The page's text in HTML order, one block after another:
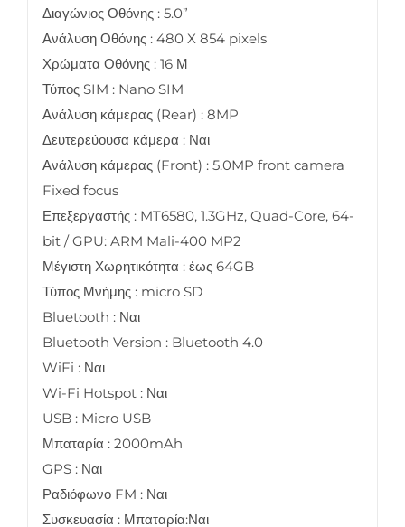
Διαγώνιος Οθόνης : 5.0”
Ανάλυση Οθόνης : 480 X 854 pixels
Χρώματα Οθόνης : 16 Μ
Τύπος SIM : Nano SIM
Ανάλυση κάμερας (Rear) : 8MP
Δευτερεύουσα κάμερα : Ναι
Ανάλυση κάμερας (Front) : 5.0MP front camera
Fixed focus
Επεξεργαστής : MT6580, 1.3GHz, Quad-Core, 64-
bit / GPU: ARM Mali-400 MP2
Μέγιστη Χωρητικότητα : έως 64GB
Τύπος Μνήμης : micro SD
Bluetooth : Ναι
Bluetooth Version : Bluetooth 4.0
WiFi : Ναι
Wi-Fi Hotspot : Ναι
USB : Micro USB
Μπαταρία : 2000mAh
GPS : Ναι
Ραδιόφωνο FM : Ναι
Συσκευασία : Μπαταρία:Ναι